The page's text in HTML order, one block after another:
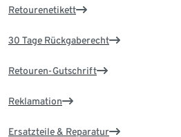
Retourenetikett
30 Tage Rückgaberecht
Retouren-Gutschrift
Reklamation
Ersatzteile & Reparatur